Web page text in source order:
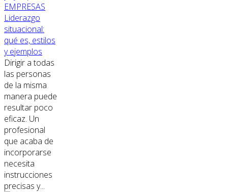
EMPRESAS
Liderazgo
situacional:
qué es, estilos
y ejemplos
Dirigir a todas
las personas
de la misma
manera puede
resultar poco
eficaz. Un
profesional
que acaba de
incorporarse
necesita
instrucciones
precisas y...